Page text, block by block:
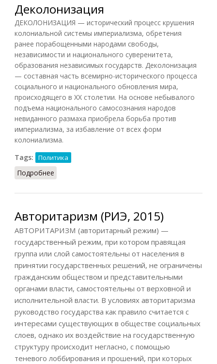
Деколонизация
ДЕКОЛОНИЗАЦИЯ — исторический процесс крушения
колониальной системы империализма, обретения
ранее порабощенными народами свободы,
независимости и национального суверенитета,
образования независимых государств. Деколонизация
— составная часть всемирно-исторического процесса
социального и национального обновления мира,
происходящего в XX столетии. На основе небывалого
подъема национального самосознания народов
невиданного размаха приобрела борьба против
империализма, за избавление от всех форм
колониализма.
Tags:
Политика
Подробнее
Авторитаризм (РИЭ, 2015)
АВТОРИТАРИЗМ (авторитарный режим) —
государственный режим, при котором правящая
группа или слой самостоятельны от населения в
принятии государственных решений, не ограничены
гражданским обществом и представительными
органами власти, самостоятельны от верховной и
исполнительной власти. В условиях авторитаризма
руководство государства как правило считается с
интересами существующих в обществе социальных
слоев, однако их воздействие на государственную
структуру происходит негласно, с помощью
теневого лоббирования и прошений, при которых